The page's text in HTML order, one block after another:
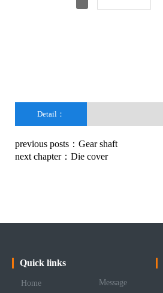
Detail：
previous posts： Gear shaft
next chapter： Die cover
Quick links
Home
Message